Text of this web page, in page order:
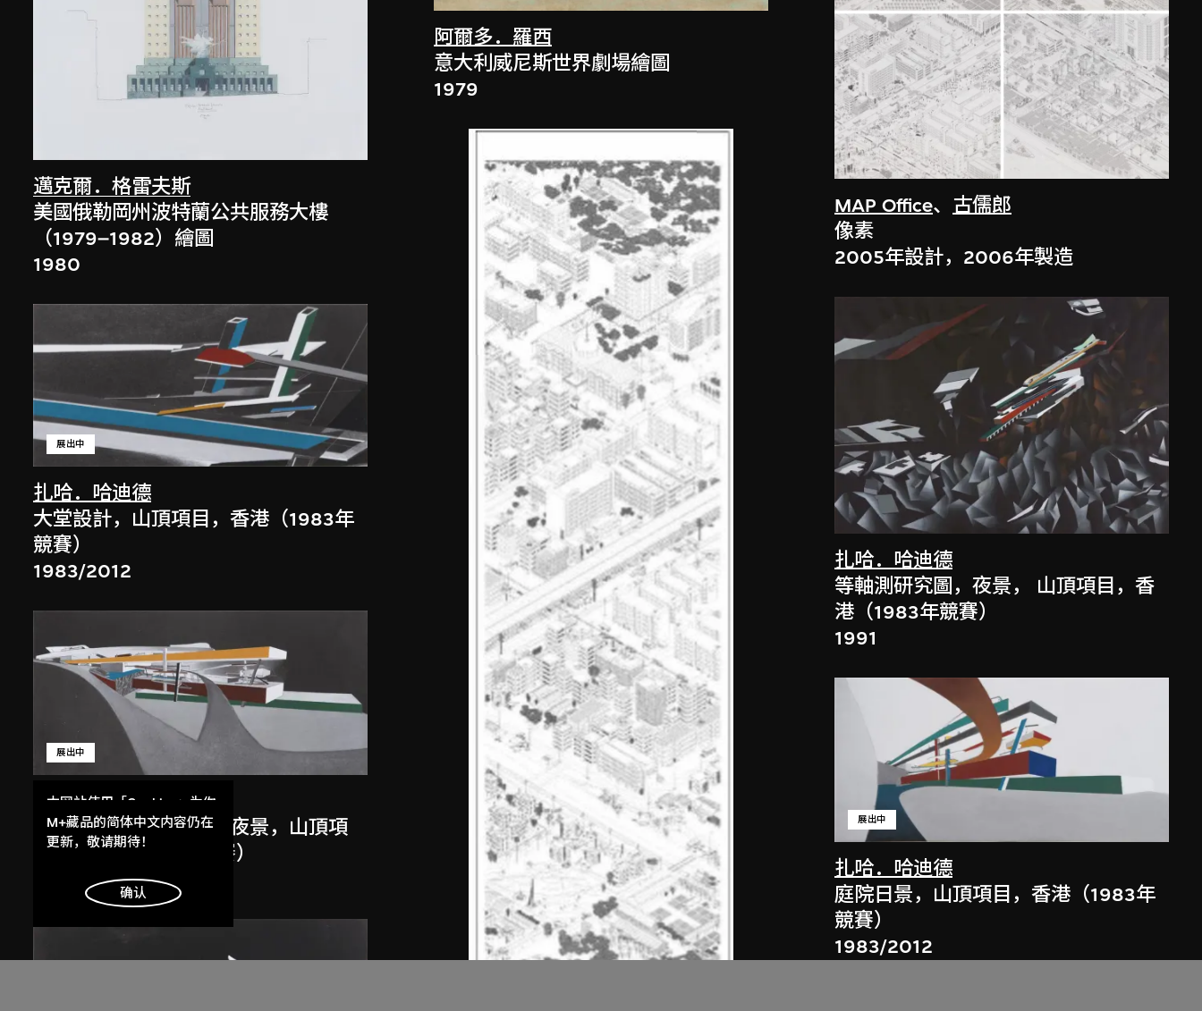
邁克爾．格雷夫斯
美國俄勒岡州波特蘭公共服務大樓
（1979–1982）繪圖
1980
扎哈．哈迪德
展出中
大堂設計，山頂項目，香港（1983年
競賽）
1983/2012
扎哈．哈迪德
展出中
斜坡入口／坡度入口，夜景，山頂項
目，香港（1983年競賽）
1983/2012
阿爾多．羅西
意大利威尼斯世界劇場繪圖
1979
MAP Office、 古儒郎
像素
2005年設計，2006年製造
扎哈．哈迪德
等軸測研究圖，夜景， 山頂項目，香
港（1983年競賽）
1991
扎哈．哈迪德
展出中
庭院日景，山頂項目，香港（1983年
競賽）
1983/2012
本网站使用「Cookies」为你
提供最好的网站体验。
了解更多
明白
M+藏品的简体中文内容仍在
更新，敬请期待！
确认